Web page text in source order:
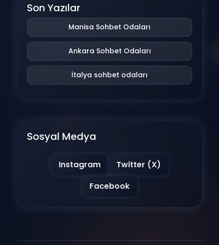
Son Yazılar
Manisa Sohbet Odaları
Ankara Sohbet Odaları
İtalya sohbet odaları
Sosyal Medya
Instagram
Twitter (X)
Facebook